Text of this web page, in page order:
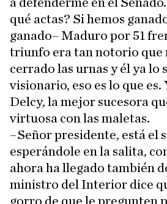
qué actas? Si hemos
ganado– Maduro por 51
triunfo era tan notorio que
cerrado las urnas y él ya lo
visionario, eso es lo que es.
Delcy, la mejor sucesora
virtuosa con las maletas.
–Señor presidente, está el
esperándole en la salita,
ahora ha llegado también
ministro del Interior dice
gorro de que le pregunten